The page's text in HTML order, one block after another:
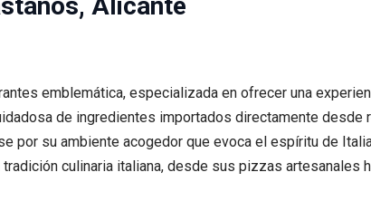
Alicante
emblemática, especializada en ofrecer una
de ingredientes importados directamente desde
por su ambiente acogedor que evoca el espíritu de
culinaria italiana, desde sus pizzas artesanales